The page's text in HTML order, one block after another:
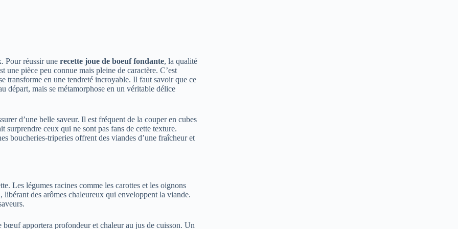
Pour réussir une recette joue de boeuf fondante, la qualité
pièce peu connue mais pleine de caractère. C’est
transforme en une tendreté incroyable. Il faut savoir que ce
départ, mais se métamorphose en un véritable délice
d’une belle saveur. Il est fréquent de la couper en cubes
surprendre ceux qui ne sont pas fans de cette texture.
boucheries-triperies offrent des viandes d’une fraîcheur et
Les légumes racines comme les carottes et les oignons
des arômes chaleureux qui enveloppent la viande.
apportera profondeur et chaleur au jus de cuisson. Un